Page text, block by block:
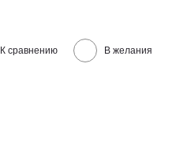
К сравнению В желания